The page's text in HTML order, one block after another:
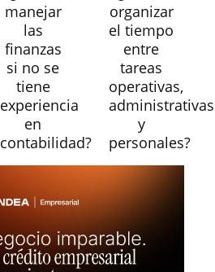
manejar
las
finanzas
si no se
tiene
experiencia
en
contabilidad?
organizar
el tiempo
entre
tareas
operativas,
administrativas
y
personales?